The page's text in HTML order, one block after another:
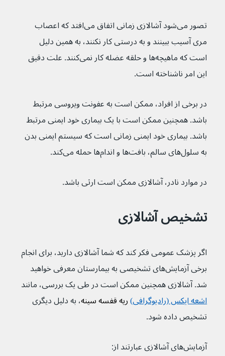
تصور می‌شود آشالازی زمانی اتفاق می‌افتد که اعصاب
مری آسیب ببینند و به درستی کار نکنند، به همین دلیل
است که ماهیچه‌ها و حلقه عضله کار نمی‌کنند. علت دقیق
این امر ناشناخته است.
در برخی از افراد، ممکن است به عفونت ویروسی مرتبط
باشد. همچنین ممکن است با یک بیماری خود ایمنی مرتبط
باشد. بیماری خود ایمنی زمانی است که سیستم ایمنی بدن
به سلول‌های سالم، بافت‌ها و اندام‌ها حمله می‌کند.
در موارد نادر، آشالازی ممکن است ارثی باشد.
تشخیص آشالازی
اگر پزشک عمومی فکر کند که شما آشالازی دارید، برای انجام
برخی آزمایش‌های تشخیصی به بیمارستان معرفی خواهید
شد. آشالازی همچنین ممکن است در طی یک بررسی، مانند
اشعه ایکس (رادیوگرافی) ریه قفسه سینه، به دلیل دیگری
تشخیص داده شود.
آزمایش‌های آشالازی عبارتند از: